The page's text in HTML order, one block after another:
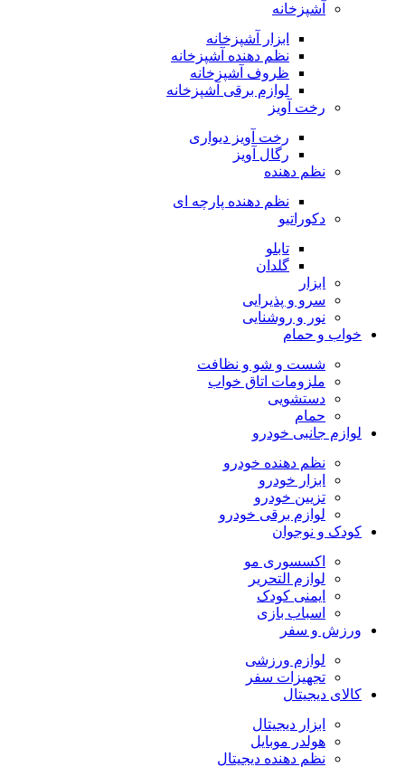
آشپزخانه
ابزار آشپزخانه
نظم دهنده آشپزخانه
ظروف آشپزخانه
لوازم برقی آشپزخانه
رخت آویز
رخت آویز دیواری
رگال آویز
نظم دهنده
نظم دهنده پارچه ای
دکوراتیو
تابلو
گلدان
ابزار
سرو و پذیرایی
نور و روشنایی
خواب و حمام
شست و شو و نظافت
ملزومات اتاق خواب
دستشویی
حمام
لوازم جانبی خودرو
نظم دهنده خودرو
ابزار خودرو
تزیین خودرو
لوازم برقی خودرو
کودک و نوجوان
اکسسوری مو
لوازم التحریر
ایمنی کودک
اسباب بازی
ورزش و سفر
لوازم ورزشی
تجهیزات سفر
کالای دیجیتال
ابزار دیجیتال
هولدر موبایل
نظم دهنده دیجیتال